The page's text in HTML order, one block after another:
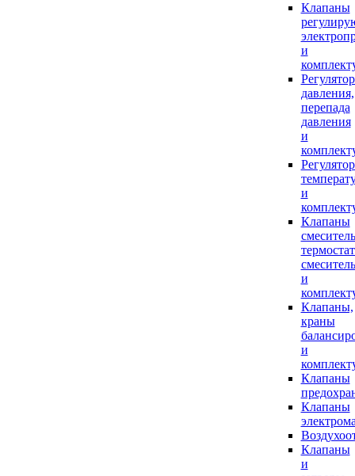
Клапаны
и
давления,
перепада
давления
и
и
Клапаны
и
Клапаны,
краны
и
Клапаны
Клапаны
Клапаны
и